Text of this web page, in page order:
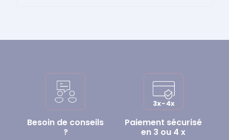
Besoin de conseils
?
Paiement sécurisé
en 3 ou 4 x